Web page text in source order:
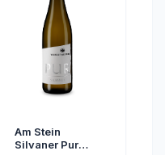
Am Stein
Silvaner Pur